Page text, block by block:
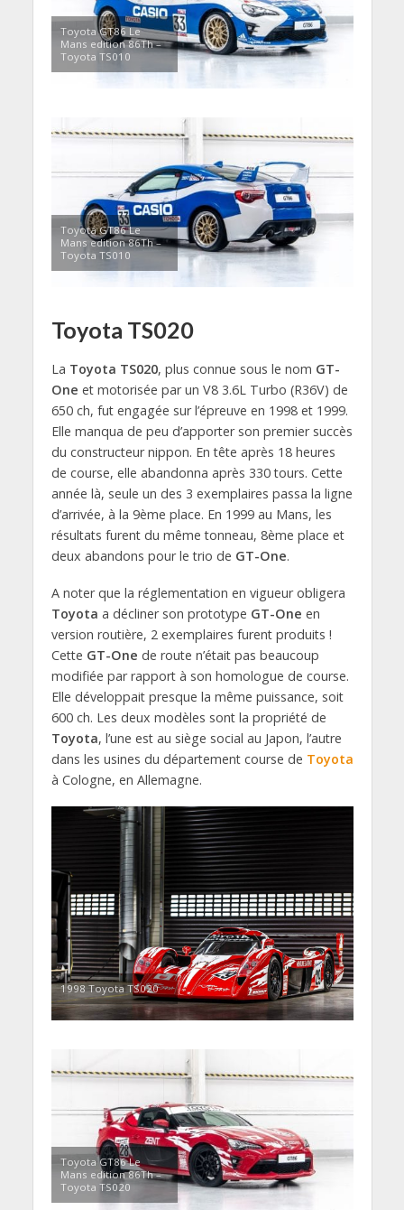
Toyota GT86 Le
Mans edition 86Th –
Toyota TS010
Toyota GT86 Le
Mans edition 86Th –
Toyota TS010
Toyota TS020
La Toyota TS020, plus connue sous le nom GT-
One et motorisée par un V8 3.6L Turbo (R36V) de
650 ch, fut engagée sur l’épreuve en 1998 et 1999.
Elle manqua de peu d’apporter son premier succès
du constructeur nippon. En tête après 18 heures
de course, elle abandonna après 330 tours. Cette
année là, seule un des 3 exemplaires passa la ligne
d’arrivée, à la 9ème place. En 1999 au Mans, les
résultats furent du même tonneau, 8ème place et
deux abandons pour le trio de GT-One.
A noter que la réglementation en vigueur obligera
Toyota a décliner son prototype GT-One en
version routière, 2 exemplaires furent produits !
Cette GT-One de route n’était pas beaucoup
modifiée par rapport à son homologue de course.
Elle développait presque la même puissance, soit
600 ch. Les deux modèles sont la propriété de
Toyota, l’une est au siège social au Japon, l’autre
dans les usines du département course de Toyota
à Cologne, en Allemagne.
1998 Toyota TS020
Toyota GT86 Le
Mans edition 86Th –
Toyota TS020